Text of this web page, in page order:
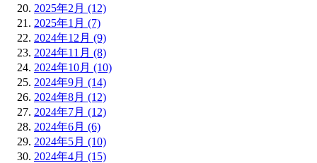
2025年2月 (12)
2025年1月 (7)
2024年12月 (9)
2024年11月 (8)
2024年10月 (10)
2024年9月 (14)
2024年8月 (12)
2024年7月 (12)
2024年6月 (6)
2024年5月 (10)
2024年4月 (15)